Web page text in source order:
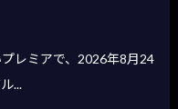
レミアで、2026年8月24
...